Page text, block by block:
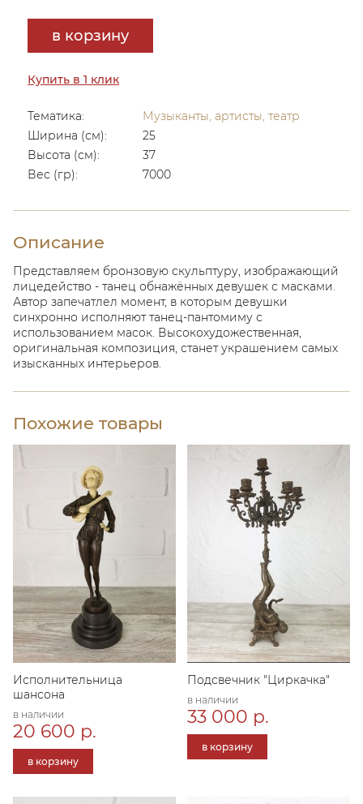
в корзину
Купить в 1 клик
Тематика:
Музыканты, артисты, театр
Ширина (см):
25
Высота (см):
37
Вес (гр):
7000
Описание
Представляем бронзовую скульптуру, изображающий
лицедейство - танец обнажённых девушек с масками.
Автор запечатлел момент, в которым девушки
синхронно исполняют танец-пантомиму с
использованием масок. Высокохудожественная,
оригинальная композиция, станет украшением самых
изысканных интерьеров.
Похожие товары
Исполнительница
шансона
в наличии
20 600 р.
в корзину
Подсвечник "Циркачка"
в наличии
33 000 р.
в корзину